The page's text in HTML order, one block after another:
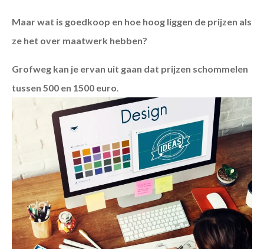
Maar wat is goedkoop en hoe hoog liggen de prijzen als
ze het over maatwerk hebben?
Grofweg kan je ervan uit gaan dat prijzen schommelen
tussen 500 en 1500 euro.